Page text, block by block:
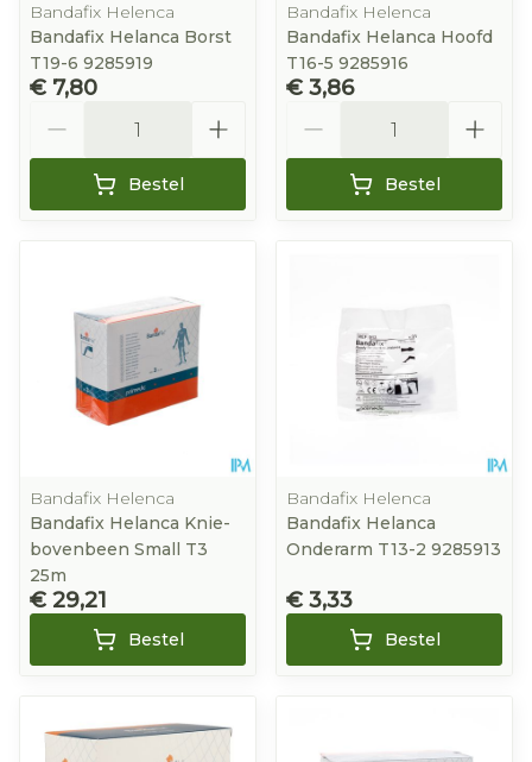
Bandafix Helenca
Bandafix Helanca Borst
T19-6 9285919
€ 7,80
Bestel
Bandafix Helenca
Bandafix Helanca Hoofd
T16-5 9285916
€ 3,86
Bestel
Bandafix Helenca
Bandafix Helanca Knie-
bovenbeen Small T3
25m
€ 29,21
Bestel
Bandafix Helenca
Bandafix Helanca
Onderarm T13-2 9285913
€ 3,33
Bestel